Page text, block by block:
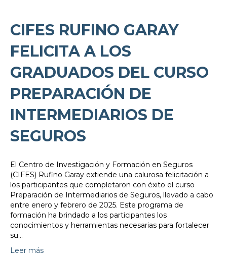
CIFES RUFINO GARAY
FELICITA A LOS
GRADUADOS DEL CURSO
PREPARACIÓN DE
INTERMEDIARIOS DE
SEGUROS
El Centro de Investigación y Formación en Seguros
(CIFES) Rufino Garay extiende una calurosa felicitación a
los participantes que completaron con éxito el curso
Preparación de Intermediarios de Seguros, llevado a cabo
entre enero y febrero de 2025. Este programa de
formación ha brindado a los participantes los
conocimientos y herramientas necesarias para fortalecer
su…
Leer más